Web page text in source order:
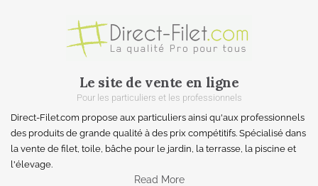
Le site de vente en ligne
Pour les particuliers et les professionnels
Direct-Filet.com propose aux particuliers ainsi qu'aux professionnels
des produits de grande qualité à des prix compétitifs. Spécialisé dans
la vente de filet, toile, bâche pour le jardin, la terrasse, la piscine et
l'élevage.
Read More